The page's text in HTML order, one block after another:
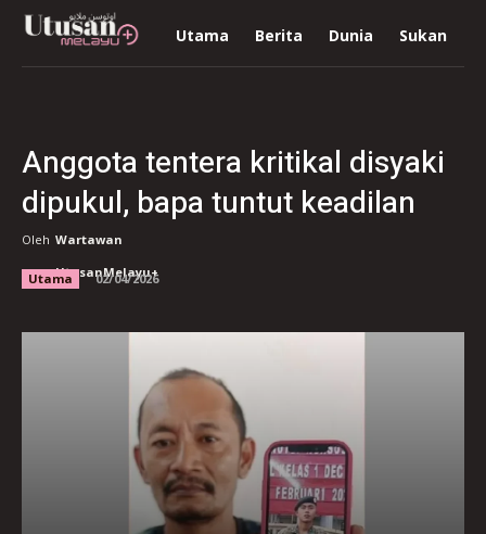
Utama Berita Dunia Sukan
Anggota tentera kritikal disyaki
dipukul, bapa tuntut keadilan
Oleh Wartawan
UtusanMelayu+
Utama 02/04/2026